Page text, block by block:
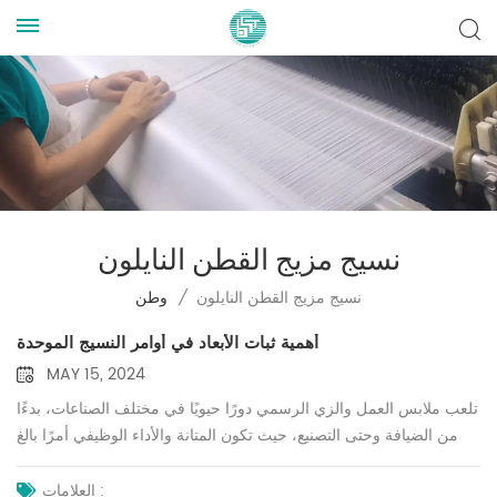
نسيج مزيج القطن النايلون
وطن / نسيج مزيج القطن النايلون
أهمية ثبات الأبعاد في أوامر النسيج الموحدة
MAY 15, 2024
تلعب ملابس العمل والزي الرسمي دورًا حيويًا في مختلف الصناعات، بدءًا
من الضيافة وحتى التصنيع، حيث تكون المتانة والأداء الوظيفي أمرًا بالغ
الأهمية. ومع ذلك، فإن أحد الجوانب الحاسمة في هذه الملابس التي غالبًا
ما يتم التغاضي عنها هو ثبات الأبعاد في القماش المستخدم. يشير ثبات
العلامات :